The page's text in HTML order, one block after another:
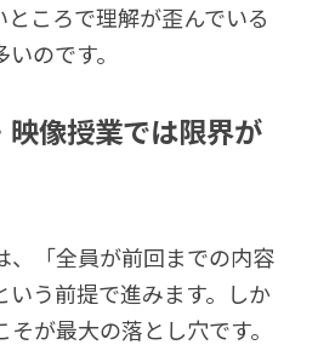
ところで理解が歪んでいる
のです。
像授業では限界が
、「全員が前回までの内容
いう前提で進みます。しか
が最大の落とし穴です。